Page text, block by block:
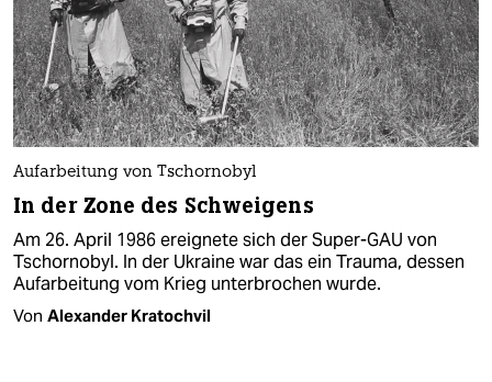
Aufarbeitung von Tschornobyl
In der Zone des Schweigens
Am 26. April 1986 ereignete sich der Super-GAU von
Tschornobyl. In der Ukraine war das ein Trauma, dessen
Aufarbeitung vom Krieg unterbrochen wurde.
Von Alexander Kratochvil